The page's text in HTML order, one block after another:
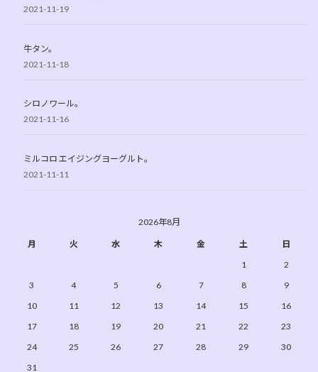
2021-11-19
牛タン。
2021-11-18
シロノワール。
2021-11-16
ミルコロ エイジングヨーグルト。
2021-11-11
2026年8月
月 火 水 木 金 土
日
1
2
3
4 5 6 7 8
9
10
11 12 13 14 15
16
17
18 19 20 21 22
23
24
25 26 27 28 29
30
31